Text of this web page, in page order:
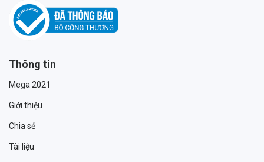
Thông tin
Mega 2021
Giới thiệu
Chia sẻ
Tài liệu